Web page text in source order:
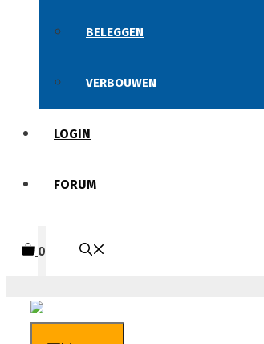
BELEGGEN
VERBOUWEN
LOGIN
FORUM
0